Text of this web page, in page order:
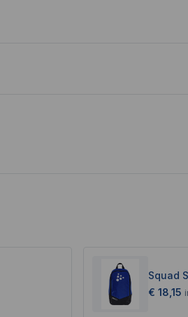
Squad
€ 18,15